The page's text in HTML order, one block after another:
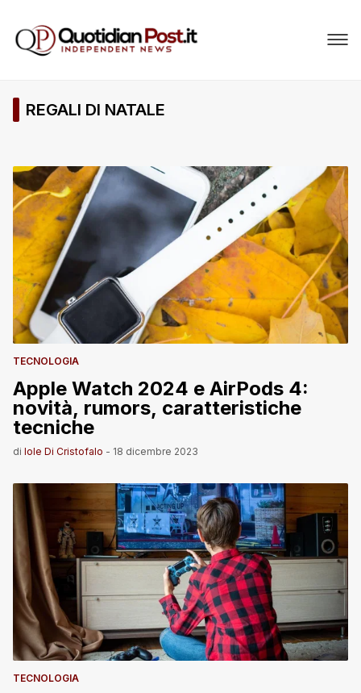
REGALI DI NATALE
TECNOLOGIA
Apple Watch 2024 e AirPods 4:
novità, rumors, caratteristiche
tecniche
di Iole Di Cristofalo - 18 dicembre 2023
TECNOLOGIA